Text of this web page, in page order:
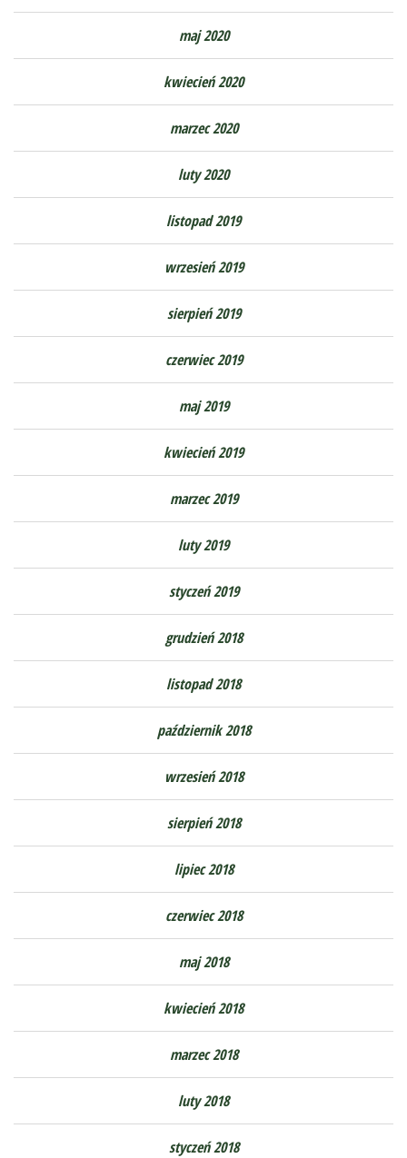
maj 2020
kwiecień 2020
marzec 2020
luty 2020
listopad 2019
wrzesień 2019
sierpień 2019
czerwiec 2019
maj 2019
kwiecień 2019
marzec 2019
luty 2019
styczeń 2019
grudzień 2018
listopad 2018
październik 2018
wrzesień 2018
sierpień 2018
lipiec 2018
czerwiec 2018
maj 2018
kwiecień 2018
marzec 2018
luty 2018
styczeń 2018